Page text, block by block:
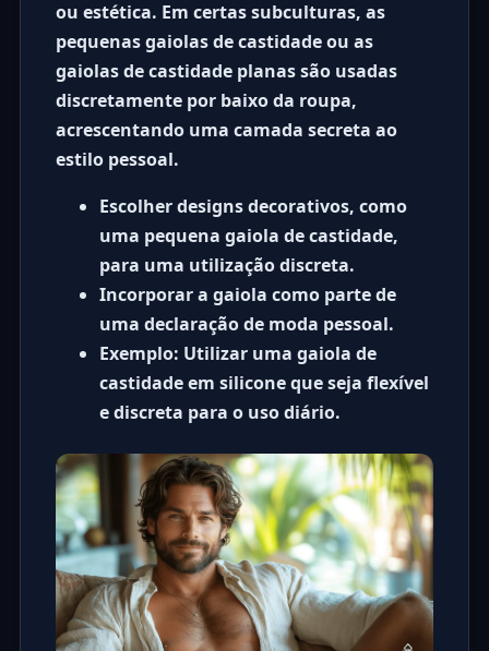
ou estética. Em certas subculturas, as
pequenas gaiolas de castidadeou as
gaiolas de castidade planassão usadas
discretamente por baixo da roupa,
acrescentando uma camada secreta ao
estilo pessoal.
Escolherdesigns decorativos, como
uma pequena gaiola de castidade,
para uma utilização discreta.
Incorporar a gaiola como parte de
uma declaração de moda pessoal.
Exemplo: Utilizar uma gaiola de
castidade em siliconeque seja flexível
e discreta para o uso diário.